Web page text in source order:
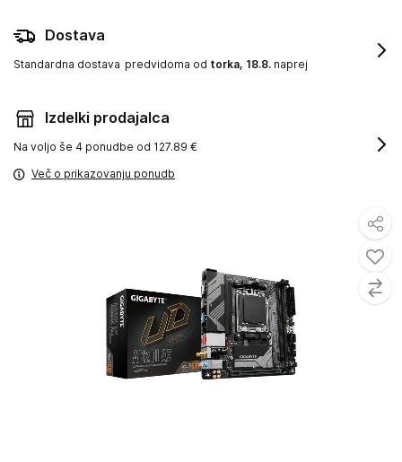
Dostava
Standardna dostava predvidoma od torka, 18.8. naprej
Izdelki prodajalca
Na voljo še 4 ponudbe od 127.89 €
Več o prikazovanju ponudb